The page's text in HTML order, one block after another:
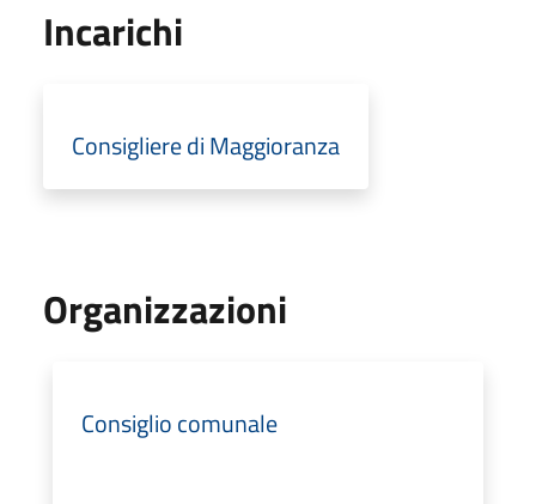
Incarichi
Consigliere di Maggioranza
Organizzazioni
Consiglio comunale